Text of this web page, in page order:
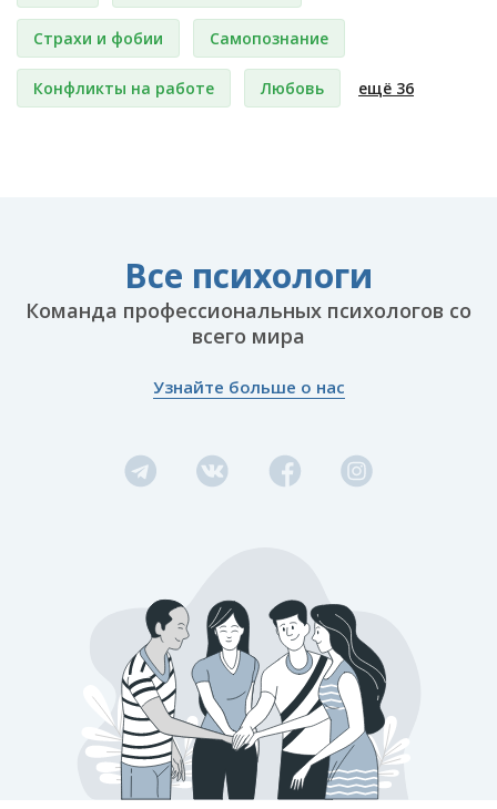
Страхи и фобии Самопознание
Конфликты на работе Любовь ещё 36
Все психологи
Команда профессиональных психологов со
всего мира
Узнайте больше о нас